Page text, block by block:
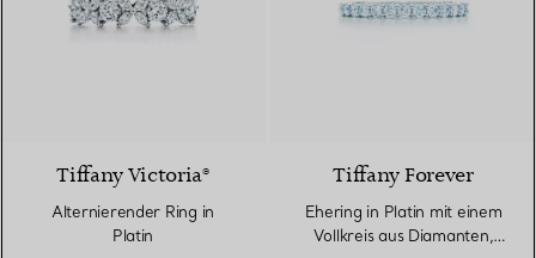
Tiffany Victoria®
Alternierender Ring in
Platin
Tiffany Forever
Ehering in Platin mit einem
Vollkreis aus Diamanten,